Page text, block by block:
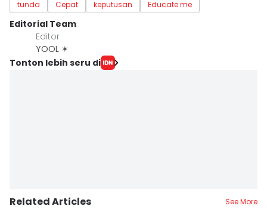
tunda Cepat keputusan Educate me
Editorial Team
Editor
YOOL ✶
Tonton lebih seru di
Related Articles See More